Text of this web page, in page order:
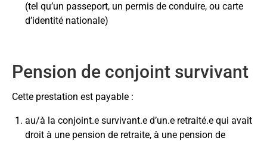
(tel qu’un passeport, un permis de conduire, ou carte
d’identité nationale)
Pension de conjoint survivant
Cette prestation est payable :
au/à la conjoint.e survivant.e d’un.e retraité.e qui avait
droit à une pension de retraite, à une pension de